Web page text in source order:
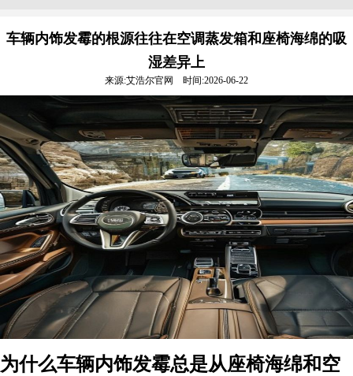
车辆内饰发霉的根源往往在空调蒸发箱和座椅海绵的吸
湿差异上
来源:艾浩尔官网 时间:2026-06-22
为什么车辆内饰发霉总是从座椅海绵和空